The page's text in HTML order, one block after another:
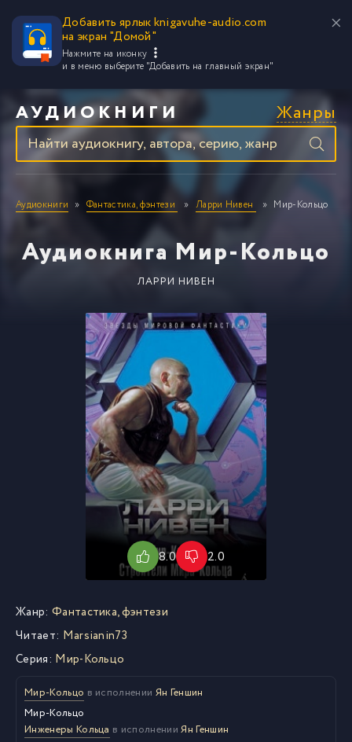
Добавить ярлык knigavuhe-audio.com
на экран "Домой"
Нажмите на иконку
и в меню выберите "Добавить на главный экран"
АУДИОКНИГИ Жанры
Аудиокниги Фантастика, фэнтези Ларри Нивен Мир-Кольцо
Аудиокнига Мир-Кольцо
ЛАРРИ НИВЕН
8.0 2.0
Жанр: Фантастика, фэнтези
Читает: Marsianin73
Серия: Мир-Кольцо
Мир-Кольцо в исполнении Ян Геншин
Мир-Кольцо
Инженеры Кольца в исполненииЯн Геншин